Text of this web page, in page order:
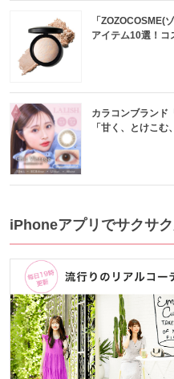
「ZOZOCOSME(
アイテム10選！
カラコンブランド
「甘く、とけこ
iPhoneアプリでサクサ